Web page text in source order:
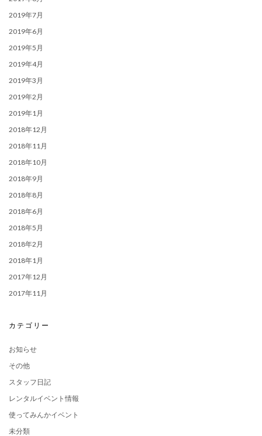
2019年7月
2019年6月
2019年5月
2019年4月
2019年3月
2019年2月
2019年1月
2018年12月
2018年11月
2018年10月
2018年9月
2018年8月
2018年6月
2018年5月
2018年2月
2018年1月
2017年12月
2017年11月
カテゴリー
お知らせ
その他
スタッフ日記
レンタルイベント情報
使ってみんかイベント
未分類